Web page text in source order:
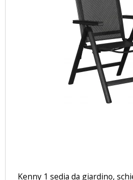
Kenny 1 sedia da giardino,